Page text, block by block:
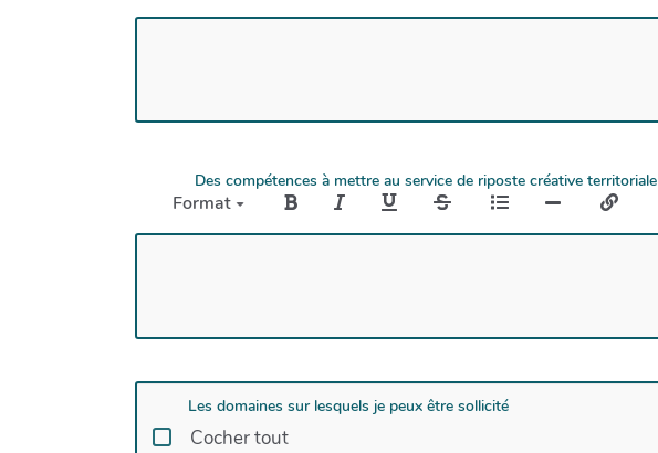
Des compétences à mettre au service de riposte créative territoriale
Format
Les domaines sur lesquels je peux être sollicité
Cocher tout